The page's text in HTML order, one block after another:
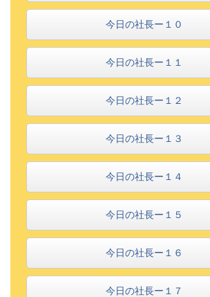
今日の社長ー１０
今日の社長ー１１
今日の社長ー１２
今日の社長ー１３
今日の社長ー１４
今日の社長ー１５
今日の社長ー１６
今日の社長ー１７